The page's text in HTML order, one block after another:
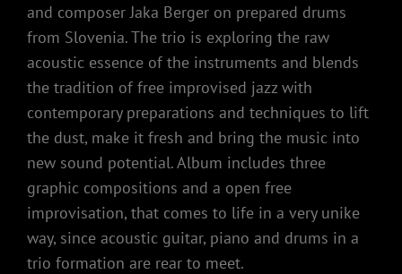
and composer Jaka Berger on prepared drums
from Slovenia. The trio is exploring the raw
acoustic essence of the instruments and blends
the tradition of free improvised jazz with
contemporary preparations and techniques to lift
the dust, make it fresh and bring the music into
new sound potential. Album includes three
graphic compositions and a open free
improvisation, that comes to life in a very unike
way, since acoustic guitar, piano and drums in a
trio formation are rear to meet.